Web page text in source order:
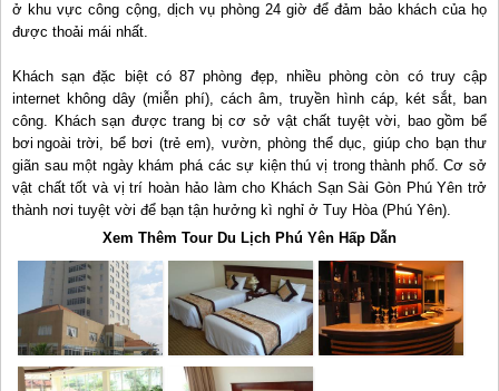
ở khu vực công cộng, dịch vụ phòng 24 giờ để đảm bảo khách của họ
được thoải mái nhất.
Khách sạn đặc biệt có 87 phòng đẹp, nhiều phòng còn có truy cập
internet không dây (miễn phí), cách âm, truyền hình cáp, két sắt, ban
công. Khách sạn được trang bị cơ sở vật chất tuyệt vời, bao gồm bể
bơi ngoài trời, bể bơi (trẻ em), vườn, phòng thể dục, giúp cho bạn thư
giãn sau một ngày khám phá các sự kiện thú vị trong thành phố. Cơ sở
vật chất tốt và vị trí hoàn hảo làm cho Khách Sạn Sài Gòn Phú Yên trở
thành nơi tuyệt vời để bạn tận hưởng kì nghỉ ở Tuy Hòa (Phú Yên).
Xem Thêm Tour Du Lịch Phú Yên Hấp Dẫn